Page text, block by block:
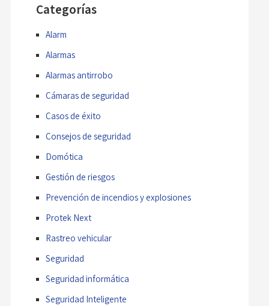
Categorías
Alarm
Alarmas
Alarmas antirrobo
Cámaras de seguridad
Casos de éxito
Consejos de seguridad
Domótica
Gestión de riesgos
Prevención de incendios y explosiones
Protek Next
Rastreo vehicular
Seguridad
Seguridad informática
Seguridad Inteligente